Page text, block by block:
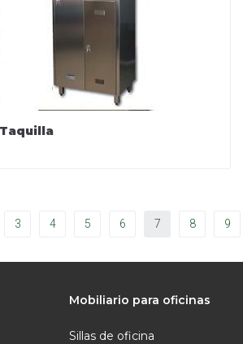
3 4 5 6 7 8 9
Mobiliario para oficinas
Sillas de oficina